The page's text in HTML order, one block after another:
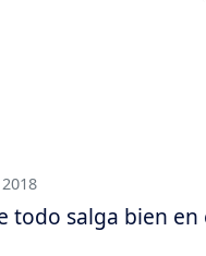
todo salga bien en